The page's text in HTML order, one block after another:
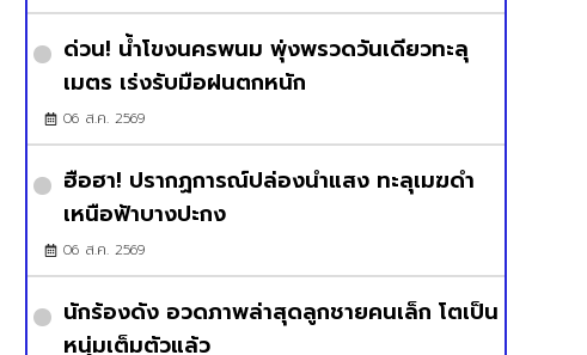
ด่วน! น้ำโขงนครพนม พุ่งพรวดวันเดียวทะลุ
เมตร เร่งรับมือฝนตกหนัก
06 ส.ค. 2569
ฮือฮา! ปรากฏการณ์ปล่องนำแสง ทะลุเมฆดำ
เหนือฟ้าบางปะกง
06 ส.ค. 2569
นักร้องดัง อวดภาพล่าสุดลูกชายคนเล็ก โตเป็น
หนุ่มเต็มตัวแล้ว